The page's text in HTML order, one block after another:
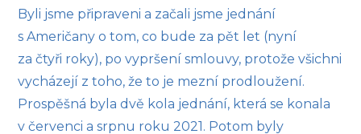
Byli jsme připraveni a začali jsme jednání
s Američany o tom, co bude za pět let (nyní
za čtyři roky), po vypršení smlouvy, protože všichni
vycházejí z toho, že to je mezní prodloužení.
Prospěšná byla dvě kola jednání, která se konala
v červenci a srpnu roku 2021. Potom byly